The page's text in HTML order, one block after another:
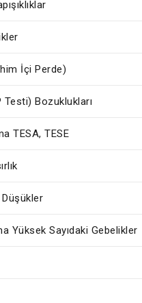
İçi Perde)
Testi) Bozuklukları
TESA, TESE
Yüksek Sayıdaki Gebelikler